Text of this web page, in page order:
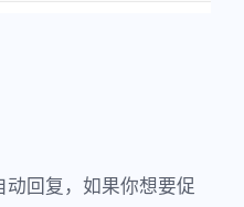
回复，如果你想要促